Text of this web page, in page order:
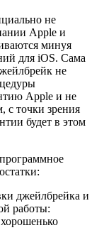
не
Apple и
минуя
для iOS. Сама
не
Apple и не
с точки зрения
будет в этом
джейлбрейка и
работы: